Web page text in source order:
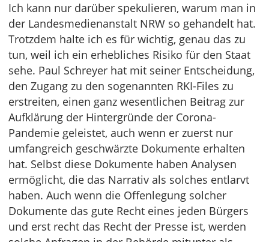
Ich kann nur darüber spekulieren, warum man in
der Landesmedienanstalt NRW so gehandelt hat.
Trotzdem halte ich es für wichtig, genau das zu
tun, weil ich ein erhebliches Risiko für den Staat
sehe. Paul Schreyer hat mit seiner Entscheidung,
den Zugang zu den sogenannten RKI-Files zu
erstreiten, einen ganz wesentlichen Beitrag zur
Aufklärung der Hintergründe der Corona-
Pandemie geleistet, auch wenn er zuerst nur
umfangreich geschwärzte Dokumente erhalten
hat. Selbst diese Dokumente haben Analysen
ermöglicht, die das Narrativ als solches entlarvt
haben. Auch wenn die Offenlegung solcher
Dokumente das gute Recht eines jeden Bürgers
und erst recht das Recht der Presse ist, werden